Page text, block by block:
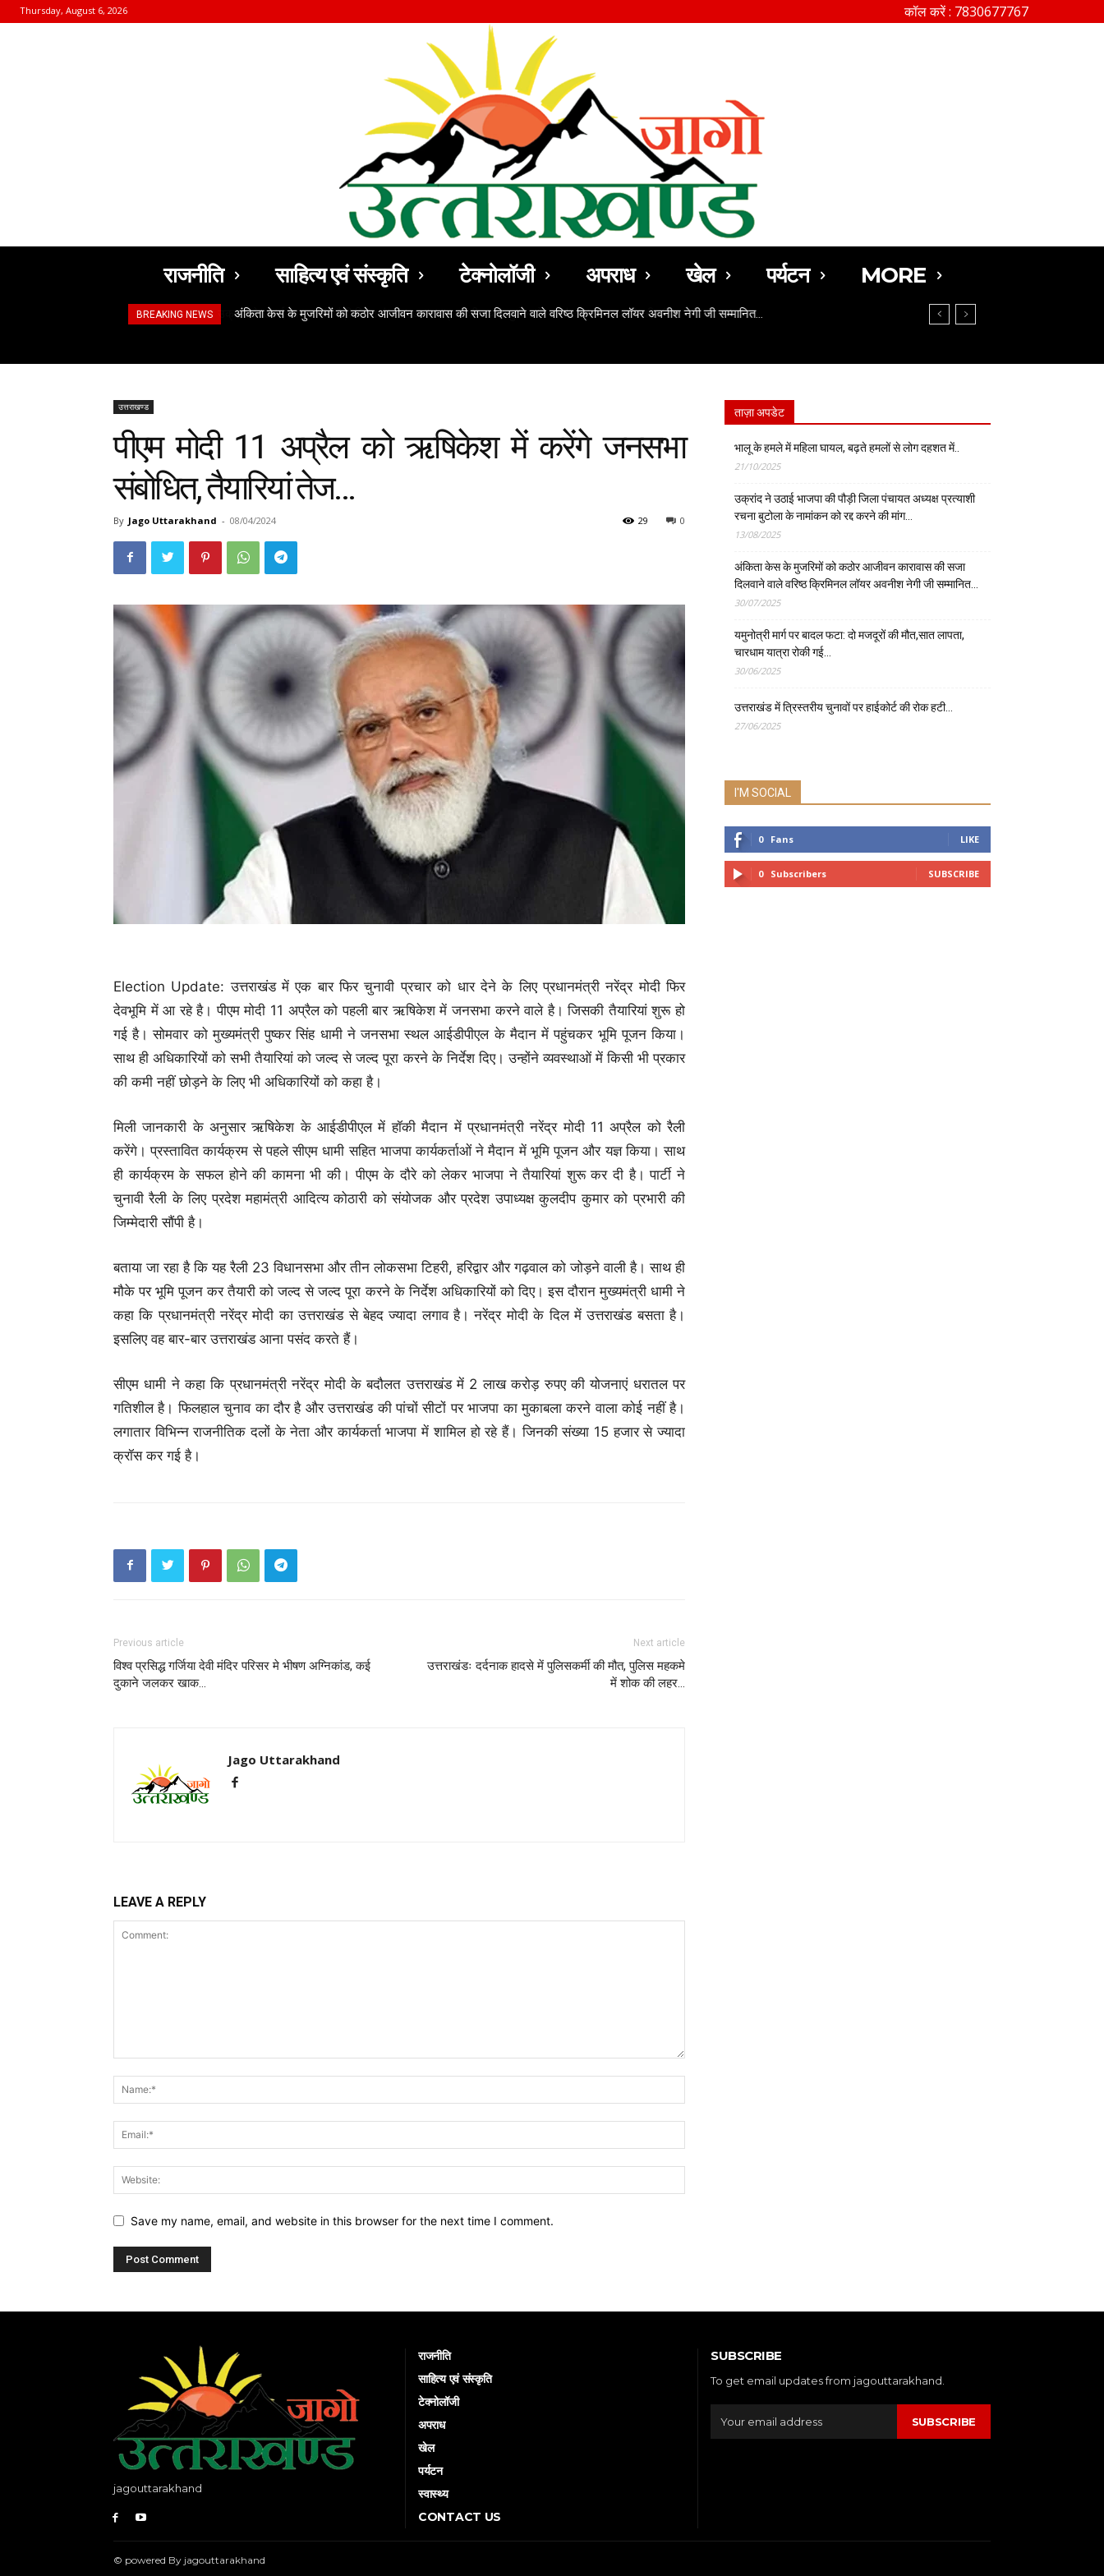
Thursday, August 6, 2026 कॉल करें : 7830677767
राजनीति साहित्य एवं संस्कृति टेक्नोलॉजी अपराध खेल पर्यटन MORE
BREAKING NEWS अंकिता केस के मुजरिमों को कठोर आजीवन कारावास की सजा दिलवाने वाले वरिष्ठ क्रिमिनल लॉयर अवनीश नेगी जी सम्मानित…
उत्तराखण्ड
पीएम मोदी 11 अप्रैल को ऋषिकेश में करेंगे जनसभा
संबोधित, तैयारियां तेज…
By Jago Uttarakhand - 08/04/2024 0
29
Election Update: उत्तराखंड में एक बार फिर चुनावी प्रचार को धार देने के लिए प्रधानमंत्री नरेंद्र मोदी फिर
देवभूमि में आ रहे है। पीएम मोदी 11 अप्रैल को पहली बार ऋषिकेश में जनसभा करने वाले है। जिसकी तैयारियां शुरू हो
गई है। सोमवार को मुख्यमंत्री पुष्कर सिंह धामी ने जनसभा स्थल आईडीपीएल के मैदान में पहुंचकर भूमि पूजन किया।
साथ ही अधिकारियों को सभी तैयारियां को जल्द से जल्द पूरा करने के निर्देश दिए। उन्होंने व्यवस्थाओं में किसी भी प्रकार
की कमी नहीं छोड़ने के लिए भी अधिकारियों को कहा है।
मिली जानकारी के अनुसार ऋषिकेश के आईडीपीएल में हॉकी मैदान में प्रधानमंत्री नरेंद्र मोदी 11 अप्रैल को रैली
करेंगे। प्रस्तावित कार्यक्रम से पहले सीएम धामी सहित भाजपा कार्यकर्ताओं ने मैदान में भूमि पूजन और यज्ञ किया। साथ
ही कार्यक्रम के सफल होने की कामना भी की। पीएम के दौरे को लेकर भाजपा ने तैयारियां शुरू कर दी है। पार्टी ने
चुनावी रैली के लिए प्रदेश महामंत्री आदित्य कोठारी को संयोजक और प्रदेश उपाध्यक्ष कुलदीप कुमार को प्रभारी की
जिम्मेदारी सौंपी है।
बताया जा रहा है कि यह रैली 23 विधानसभा और तीन लोकसभा टिहरी, हरिद्वार और गढ़वाल को जोड़ने वाली है। साथ ही
मौके पर भूमि पूजन कर तैयारी को जल्द से जल्द पूरा करने के निर्देश अधिकारियों को दिए। इस दौरान मुख्यमंत्री धामी ने
कहा कि प्रधानमंत्री नरेंद्र मोदी का उत्तराखंड से बेहद ज्यादा लगाव है। नरेंद्र मोदी के दिल में उत्तराखंड बसता है।
इसलिए वह बार-बार उत्तराखंड आना पसंद करते हैं।
सीएम धामी ने कहा कि प्रधानमंत्री नरेंद्र मोदी के बदौलत उत्तराखंड में 2 लाख करोड़ रुपए की योजनाएं धरातल पर
गतिशील है। फिलहाल चुनाव का दौर है और उत्तराखंड की पांचों सीटों पर भाजपा का मुकाबला करने वाला कोई नहीं है।
लगातार विभिन्न राजनीतिक दलों के नेता और कार्यकर्ता भाजपा में शामिल हो रहे हैं। जिनकी संख्या 15 हजार से ज्यादा
क्रॉस कर गई है।
Previous article
विश्व प्रसिद्ध गर्जिया देवी मंदिर परिसर मे भीषण अग्निकांड, कई
दुकाने जलकर खाक…
Next article
उत्तराखंडः दर्दनाक हादसे में पुलिसकर्मी की मौत, पुलिस महकमे
में शोक की लहर…
Jago Uttarakhand
LEAVE A REPLY
Save my name, email, and website in this browser for the next time I comment.
ताज़ा अपडेट
भालू के हमले में महिला घायल, बढ़ते हमलों से लोग दहशत में..
21/10/2025
उक्रांद ने उठाई भाजपा की पौड़ी जिला पंचायत अध्यक्ष प्रत्याशी
रचना बुटोला के नामांकन को रद्द करने की मांग…
13/08/2025
अंकिता केस के मुजरिमों को कठोर आजीवन कारावास की सजा
दिलवाने वाले वरिष्ठ क्रिमिनल लॉयर अवनीश नेगी जी सम्मानित…
30/07/2025
यमुनोत्री मार्ग पर बादल फटा: दो मजदूरों की मौत,सात लापता,
चारधाम यात्रा रोकी गई…
30/06/2025
उत्तराखंड में त्रिस्तरीय चुनावों पर हाईकोर्ट की रोक हटी…
27/06/2025
I'M SOCIAL
0 Fans LIKE
0 Subscribers SUBSCRIBE
jagouttarakhand
राजनीति
साहित्य एवं संस्कृति
टेक्नोलॉजी
अपराध
खेल
पर्यटन
स्वास्थ्य
CONTACT US
SUBSCRIBE
To get email updates from jagouttarakhand.
SUBSCRIBE
© powered By jagouttarakhand